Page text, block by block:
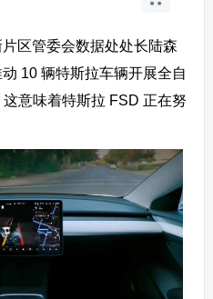
区管委会数据处处长陆森
10 辆特斯拉车辆开展全自
意味着特斯拉 FSD 正在努